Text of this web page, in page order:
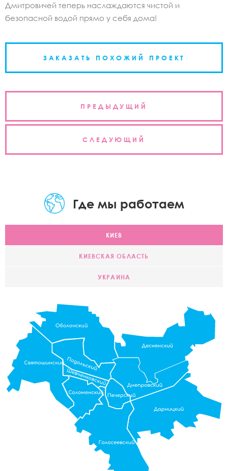
Дмитровичей теперь наслаждаются чистой и
безопасной водой прямо у себя дома!
ЗАКАЗАТЬ ПОХОЖИЙ ПРОЕКТ
Навигация
записям
ПРЕДЫДУЩИЙ
СЛЕДУЮЩИЙ
Где мы работаем
КИЕВ
КИЕВСКАЯ ОБЛАСТЬ
УКРАИНА